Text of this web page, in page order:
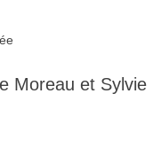
Moreau et Sylvie